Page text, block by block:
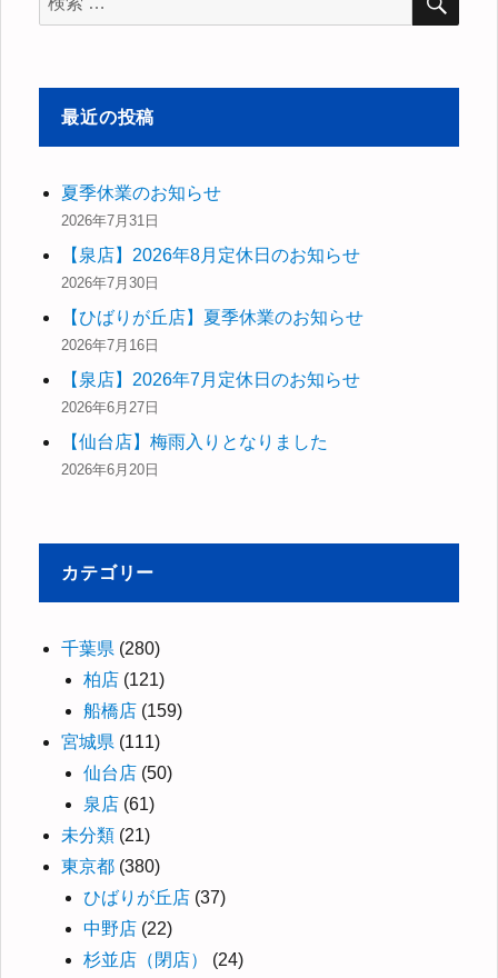
ン
索
象:
最近の投稿
夏季休業のお知らせ
2026年7月31日
【泉店】2026年8月定休日のお知らせ
2026年7月30日
【ひばりが丘店】夏季休業のお知らせ
2026年7月16日
【泉店】2026年7月定休日のお知らせ
2026年6月27日
【仙台店】梅雨入りとなりました
2026年6月20日
カテゴリー
千葉県 (280)
柏店 (121)
船橋店 (159)
宮城県 (111)
仙台店 (50)
泉店 (61)
未分類 (21)
東京都 (380)
ひばりが丘店 (37)
中野店 (22)
杉並店（閉店）
(24)